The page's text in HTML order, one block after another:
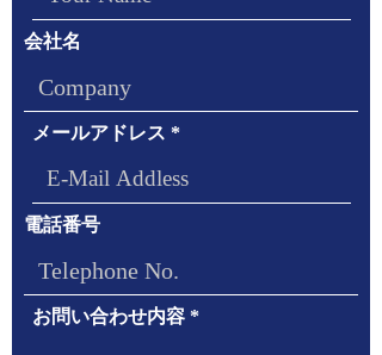
会社名
メールアドレス
電話番号
お問い合わせ内容